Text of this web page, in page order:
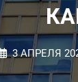
3 АПРЕЛЯ